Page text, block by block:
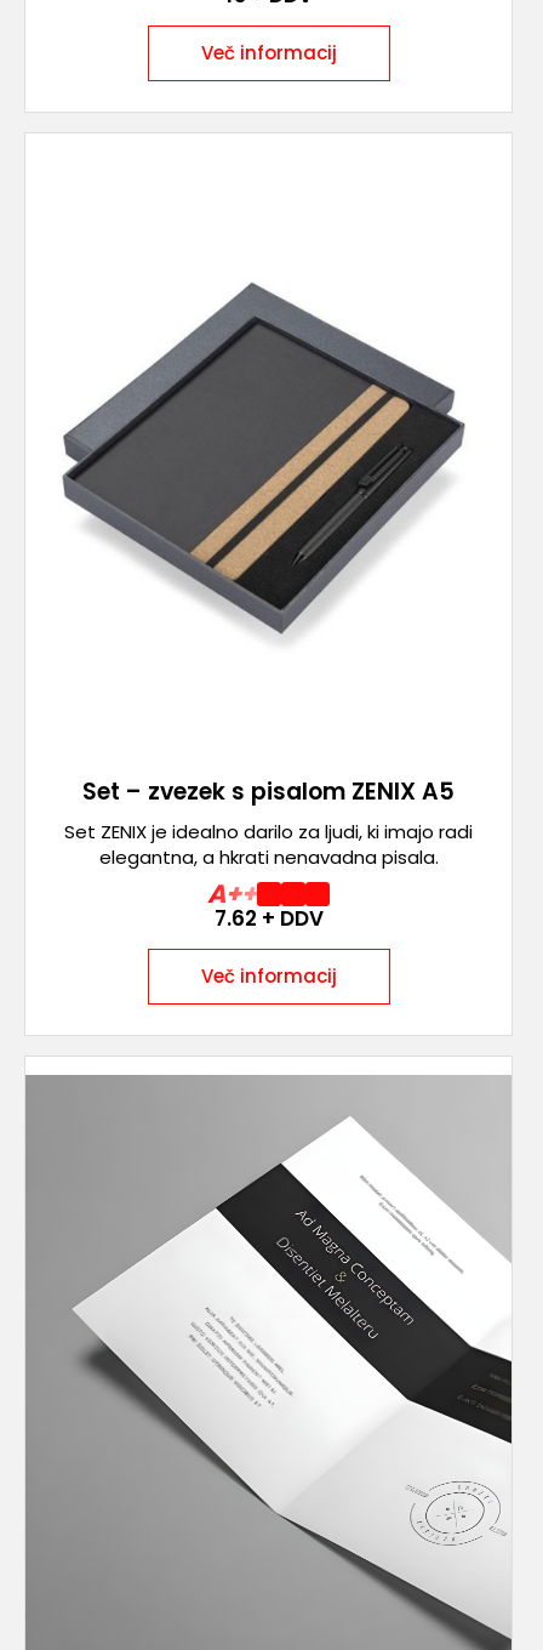
Več informacij
Set – zvezek s pisalom ZENIX A5
Set ZENIX je idealno darilo za ljudi, ki imajo radi
elegantna, a hkrati nenavadna pisala.
A++
7.62 + DDV
Več informacij